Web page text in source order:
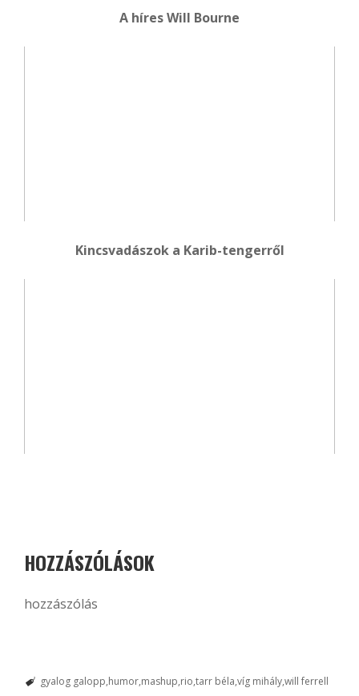
A híres Will Bourne
Kincsvadászok a Karib-tengerről
HOZZÁSZÓLÁSOK
hozzászólás
gyalog galopp humor mashup rio tarr béla víg mihálywill ferrell